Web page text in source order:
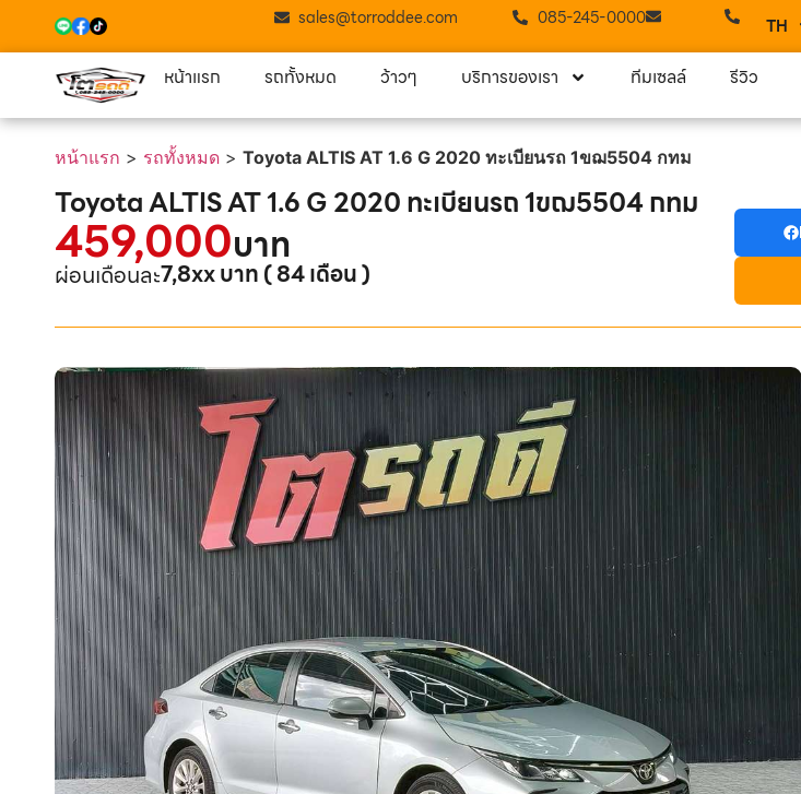
sales@torroddee.com 085-245-0000 TH
EN
หน้าแรก รถทั้งหมด ว้าวๆ บริการของเรา ทีมเซลล์ รีวิว
หน้าแรก > รถทั้งหมด > Toyota ALTIS AT 1.6 G 2020 ทะเบียนรถ 1ขฌ5504 กทม
Toyota ALTIS AT 1.6 G 2020 ทะเบียนรถ 1ขฌ5504 กทม
459,000บาท
ผ่อนเดือนละ7,8xx บาท ( 84 เดือน )